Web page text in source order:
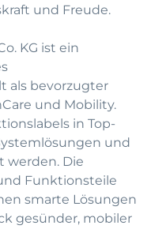
und Freude.
KG ist ein
als bevorzugter
und Mobility.
in Top-
und
werden. Die
Funktionsteile
smarte Lösungen
gesünder, mobiler